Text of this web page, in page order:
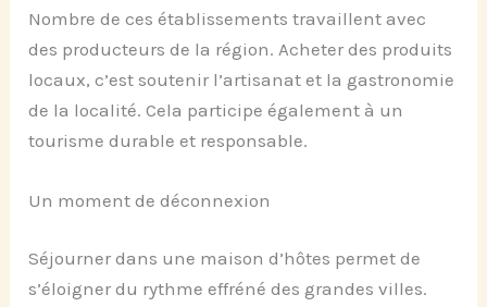
Nombre de ces établissements travaillent avec
des producteurs de la région. Acheter des produits
locaux, c’est soutenir l’artisanat et la gastronomie
de la localité. Cela participe également à un
tourisme durable et responsable.
Un moment de déconnexion
Séjourner dans une maison d’hôtes permet de
s’éloigner du rythme effréné des grandes villes.